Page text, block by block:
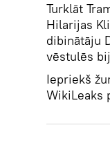
Turklāt
Hilarijas
dibinātāju
vēstulēs
Iepriekš
WikiLeaks